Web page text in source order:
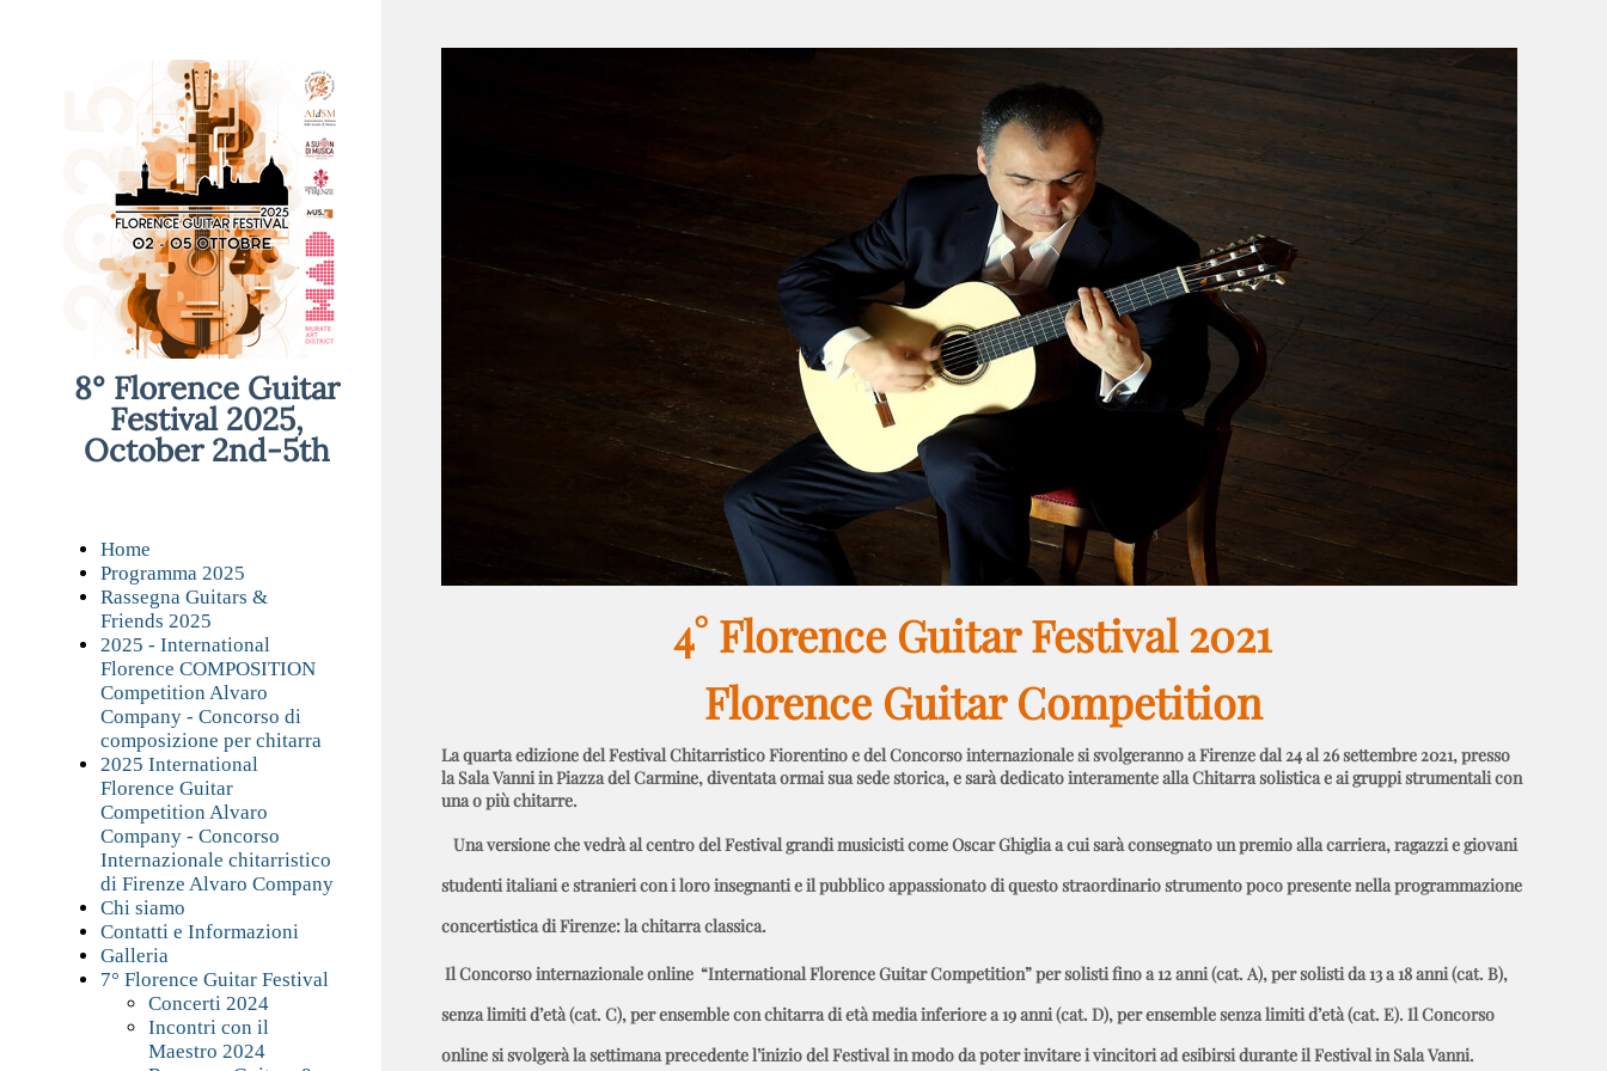
8° Florence Guitar
Festival 2025,
October 2nd-5th
Home
Programma 2025
Rassegna Guitars &
Friends 2025
2025 - International
Florence COMPOSITION
Competition Alvaro
Company - Concorso di
composizione per chitarra
2025 International
Florence Guitar
Competition Alvaro
Company - Concorso
Internazionale chitarristico
di Firenze Alvaro Company
Chi siamo
Contatti e Informazioni
Galleria
7° Florence Guitar Festival
Concerti 2024
Incontri con il
Maestro 2024
4° Florence Guitar Festival 2021
Florence Guitar Competition
La quarta edizione del Festival Chitarristico Fiorentino e del Concorso internazionale si svolgeranno a Firenze dal 24 al 26 settembre 2021, presso
la Sala Vanni in Piazza del Carmine, diventata ormai sua sede storica, e sarà dedicato interamente alla Chitarra solistica e ai gruppi strumentali con
una o più chitarre.
Una versione che vedrà al centro del Festival grandi musicisti come Oscar Ghiglia a cui sarà consegnato un premio alla carriera, ragazzi e giovani
studenti italiani e stranieri con i loro insegnanti e il pubblico appassionato di questo straordinario strumento poco presente nella programmazione
concertistica di Firenze:la chitarra classica.
Il Concorso internazionale online “International Florence Guitar Competition”per solisti fino a 12 anni (cat. A), per solisti da 13 a 18 anni (cat. B),
senza limiti d’età (cat. C), per ensemble con chitarra di età media inferiore a 19 anni (cat. D), per ensemble senza limiti d’età (cat. E). Il Concorso
online si svolgerà la settimana precedente l’inizio del Festival in modo da poter invitare i vincitori ad esibirsi durante il Festival in Sala Vanni.